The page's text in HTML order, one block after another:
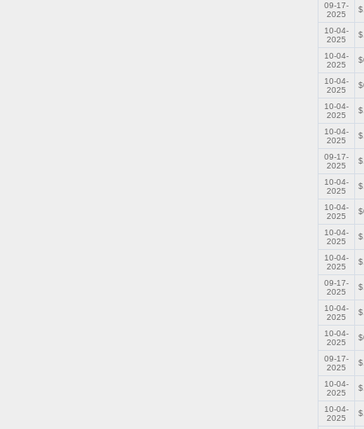
09-17-
2025
10-04-
2025
10-04-
2025
10-04-
2025
10-04-
2025
10-04-
2025
09-17-
2025
10-04-
2025
10-04-
2025
10-04-
2025
10-04-
2025
09-17-
2025
10-04-
2025
10-04-
2025
09-17-
2025
10-04-
2025
10-04-
2025